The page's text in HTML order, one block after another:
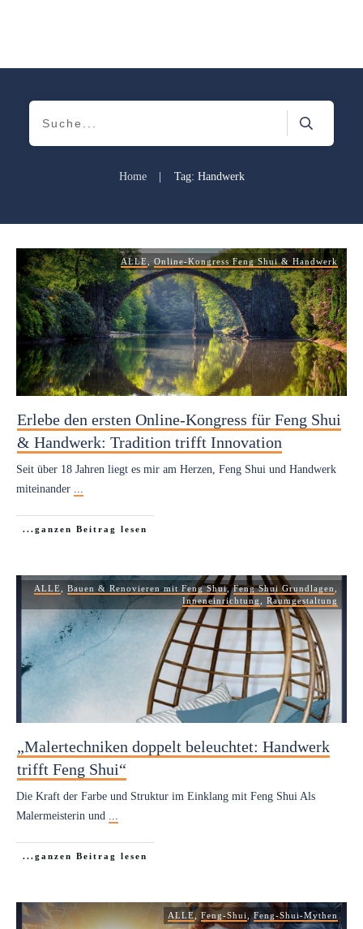
Home Tag: Handwerk
ALLE Online-Kongress Feng Shui & Handwerk
Erlebe den ersten Online-Kongress für Feng Shui
& Handwerk: Tradition trifft Innovation
Seit über 18 Jahren liegt es mir am Herzen, Feng Shui und Handwerk
miteinander ...
...ganzen Beitrag lesen
ALLE Bauen & Renovieren mit Feng Shui,Feng Shui Grundlagen
Inneneinrichtung
Raumgestaltung
„Malertechniken doppelt beleuchtet: Handwerk
trifft Feng Shui“
Die Kraft der Farbe und Struktur im Einklang mit Feng Shui Als
Malermeisterin und ...
...ganzen Beitrag lesen
ALLE, Feng-Shui ,Feng-Shui-Mythen